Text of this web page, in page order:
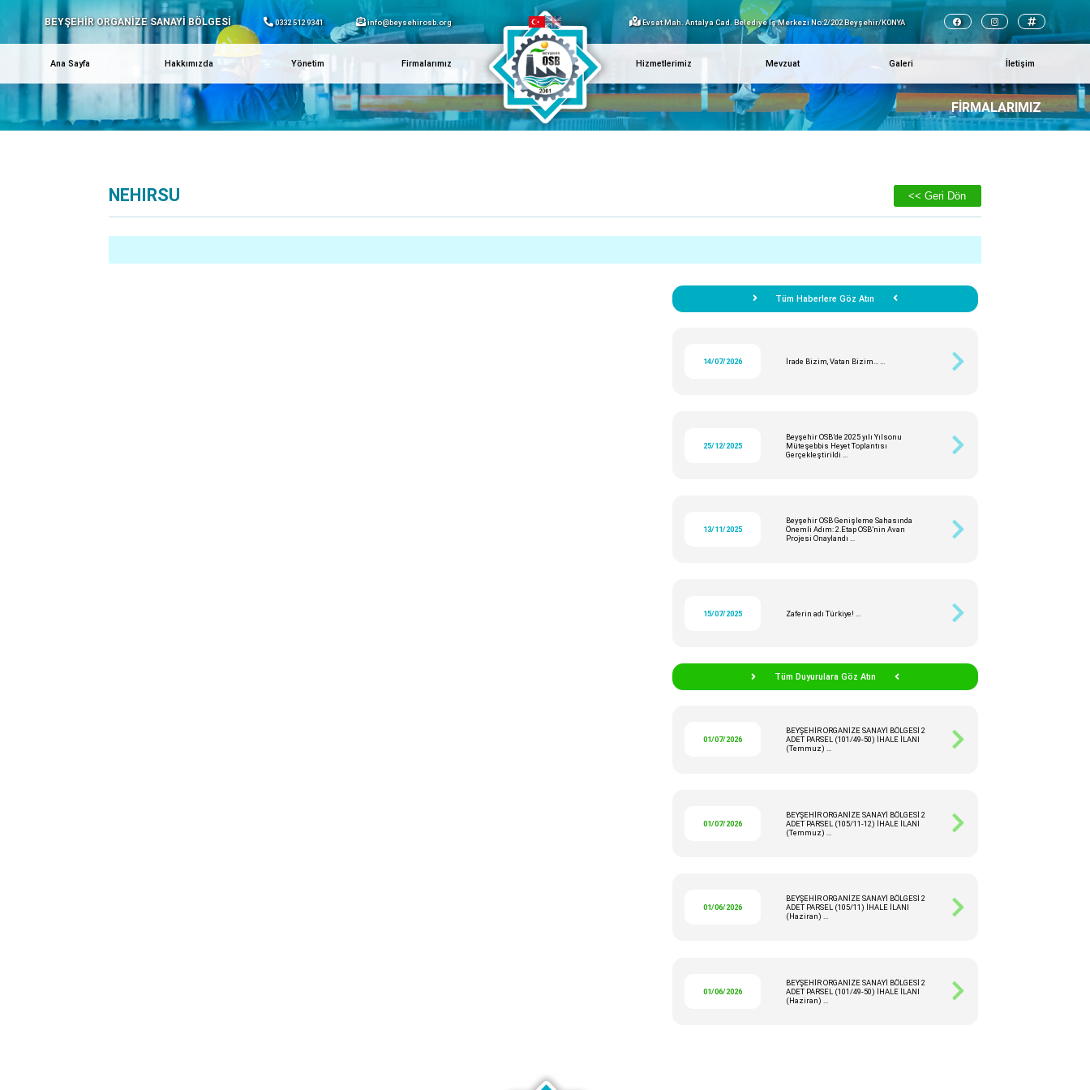
BEYŞEHİR ORGANİZE SANAYİ BÖLGESİ 0332 512 9341 info@beysehirosb.org Evsat Mah. Antalya Cad. Belediye İş Merkezi No:2/202 Beyşehir/KONYA
Ana Sayfa Hakkımızda Yönetim Firmalarımız Hizmetlerimiz Mevzuat Galeri İletişim
Menü
FIRMALARIMIZ
NEHIRSU << Geri Dön
Tüm Haberlere Göz Atın
14/07/2026 İrade Bizim, Vatan Bizim… ...
25/12/2025
Beyşehir OSB’de 2025 yılı Yılsonu
Müteşebbis Heyet Toplantısı
Gerçekleştirildi ...
13/11/2025
Beyşehir OSB Genişleme Sahasında
Önemli Adım: 2.Etap OSB’nin Avan
Projesi Onaylandı ...
15/07/2025 Zaferin adı Türkiye! ...
Tüm Duyurulara Göz Atın
01/07/2026
BEYŞEHİR ORGANİZE SANAYİ BÖLGESİ 2
ADET PARSEL (101/49-50) İHALE İLANI
(Temmuz) ...
01/07/2026
BEYŞEHİR ORGANİZE SANAYİ BÖLGESİ 2
ADET PARSEL (105/11-12) İHALE İLANI
(Temmuz) ...
01/06/2026
BEYŞEHİR ORGANİZE SANAYİ BÖLGESİ 2
ADET PARSEL (105/11) İHALE İLANI
(Haziran) ...
01/06/2026
BEYŞEHİR ORGANİZE SANAYİ BÖLGESİ 2
ADET PARSEL (101/49-50) İHALE İLANI
(Haziran) ...